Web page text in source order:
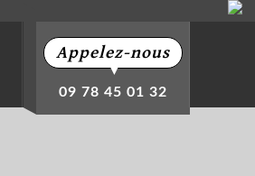
Appelez-nous
▼
09 78 45 01 32